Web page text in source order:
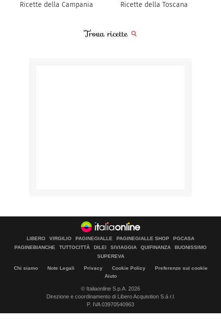
Ricette della Campania
Ricette della Toscana
Trova ricette
LIBERO VIRGILIO PAGINEGIALLE PAGINEGIALLE SHOP
PGCASA
PAGINEBIANCHE
TUTTOCITTÀ DILEI SIVIAGGIA QUIFINANZA
BUONISSIMO
SUPEREVA
Chi siamo Note Legali Privacy Cookie Policy
Preferenze sui cookie
Aiuto
© Italiaonline S.p.A. 2026
Direzione e coordinamento di Libero Acquisition S.á r.l.
P. IVA 03970540963